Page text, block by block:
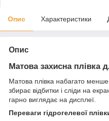
Опис Характеристики
Опис
Матова захисна плівка
Матова плівка набагато
збирає відбитки і сліди на
гарно виглядає на дисплеї.
Переваги гідрогелевої